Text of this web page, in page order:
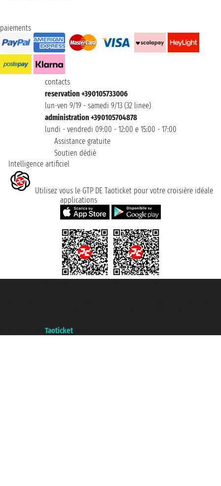
paiements
contacts
reservation +390105733006
lun-ven 9/19 - samedi 9/13 (32 linee)
administration +390105704878
lundi - vendredi 09:00 - 12:00 e 15:00 - 17:00
Assistance gratuite
Soutien dédié
Intelligence artificiel
Utilisez vous le GTP DE Taoticket pour votre croisière idéale
applications
Taoticket